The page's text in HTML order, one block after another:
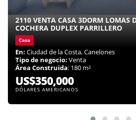
2110 VENTA CASA 3DORM LOMAS
COCHERA DUPLEX PARRILLERO
Casa
En: Ciudad de la Costa, Canelones
Tipo de negocio: Venta
Área Construida: 180 m²
US$350,000
DÓLARES AMERICANOS